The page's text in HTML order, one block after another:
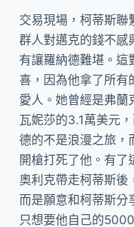
交易現場，柯蒂斯聯
群人對邁克的錢不感
有讓羅納德難堪。這
喜，因為他拿了所有
愛人。她曾經是弗蘭
瓦妮莎的3.1萬美元
德的不是浪漫之旅，
開槍打死了他。有了
奧利克帶走柯蒂斯後
而是願意和柯蒂斯分
只想要他自己的